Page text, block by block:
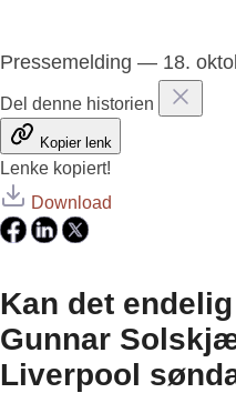
Pressemelding — 18.
Del denne historien
Kopier lenk
Lenke kopiert!
Download
Kan det
Gunnar
Liverpool